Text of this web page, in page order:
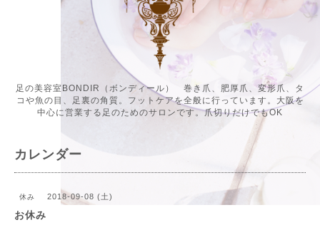
足の美容室BONDIR（ボンディール） 巻き爪、肥厚爪、変形爪、タ
コや魚の目、足裏の角質。フットケアを全般に行っています。大阪を
中心に営業する足のためのサロンです。爪切りだけでもOK
カレンダー
休み 2018-09-08 (土)
お休み